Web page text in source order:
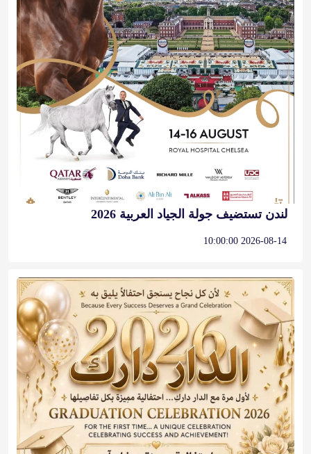
لندن تستضيف جولة الجياد العربية 2026
2026-08-14 10:00:00